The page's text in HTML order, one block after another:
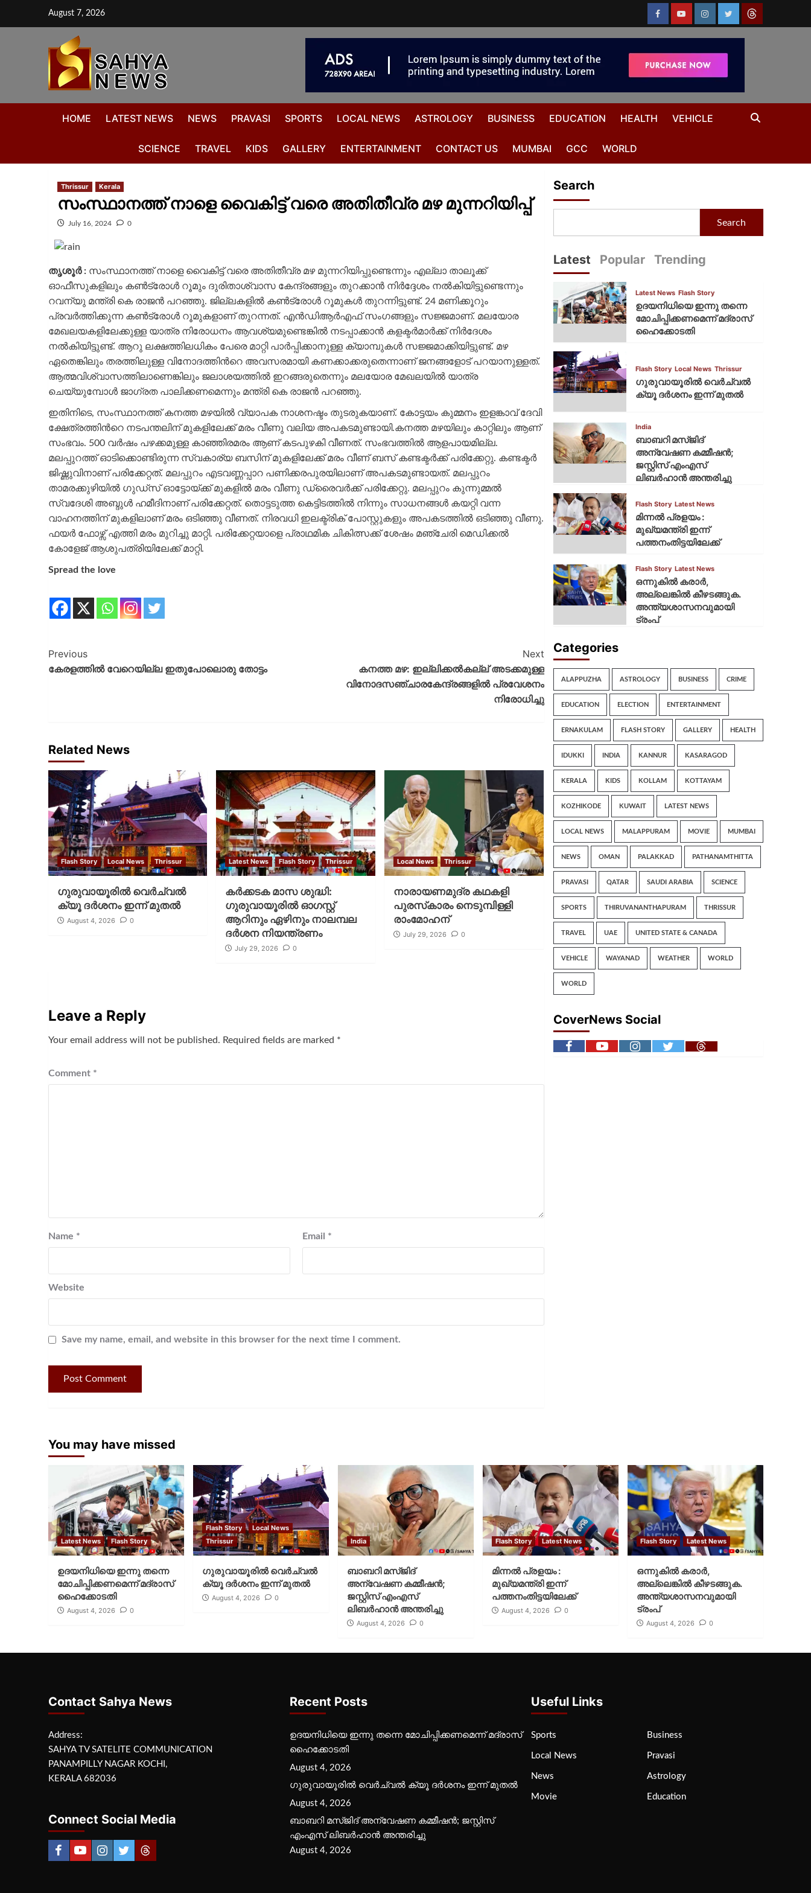
August 7, 2026
HOME LATEST NEWS NEWS PRAVASI SPORTS LOCAL NEWS ASTROLOGY BUSINESS EDUCATION HEALTH VEHICLE
SCIENCE TRAVEL KIDS GALLERY ENTERTAINMENT CONTACT US MUMBAI GCC WORLD
Thrissur Kerala
സംസ്ഥാനത്ത് നാളെ വൈകിട്ട് വരെ അതിതീവ്ര മഴ മുന്നറിയിപ്പ്
July 16, 2024 0
തൃശൂര്‍ :സംസ്ഥാനത്ത് നാളെ വൈകിട്ട് വരെ അതിതീവ്ര മഴ മുന്നറിയിപ്പുണ്ടെന്നും എല്ലാ താലൂക്ക്
ഓഫീസുകളിലും കൺട്രോൾ റൂമും ദുരിതാശ്വാസ കേന്ദ്രങ്ങളും തുറക്കാൻ നിർദ്ദേശം നൽകിയിട്ടുണ്ടെന്നും
റവന്യു മന്ത്രി കെ രാജൻ പറഞ്ഞു. ജില്ലകളില്‍ കണ്‍ട്രോള്‍ റൂമുകള്‍ തുറന്നിട്ടുണ്ട്. 24 മണിക്കൂറും
പ്രവര്‍ത്തിക്കുന്ന കണ്‍ട്രോള്‍ റൂമുകളാണ് തുറന്നത്. എന്‍ഡിആര്‍എഫ് സംഗങ്ങളും സജ്ജമാണ്. മലയോര
മേഖലയകളിലേക്കുള്ള യാത്ര നിരോധനം ആവശ്യമുണ്ടെങ്കില്‍ നടപ്പാക്കാൻ കളക്ടര്‍മാര്‍ക്ക് നിര്‍ദേശം
നല്‍കിയിട്ടുണ്ട്. ആറു ലക്ഷത്തിലധികം പേരെ മാറ്റി പാര്‍പ്പിക്കാനുള്ള ക്യാമ്പുകള്‍ സജ്ജമാക്കിയിട്ടുണ്ട്. മഴ
ഏതെങ്കിലും തരത്തിലുള്ള വിനോദത്തിന്‍റെ അവസരമായി കണക്കാക്കരുതെന്നാണ് ജനങ്ങളോട് പറയാനുള്ളത്.
ആത്മവിശ്വാസത്തിലാണെങ്കിലും ജലാശയത്തില്‍ ഇറങ്ങരുതെന്നും മലയോര മേഖലയില്‍ യാത്ര
ചെയ്യുമ്പോള്‍ ജാഗ്രത പാലിക്കണമെന്നും മന്ത്രി കെ രാജൻ പറഞ്ഞു.
ഇതിനിടെ, സംസ്ഥാനത്ത് കനത്ത മഴയിൽ വ്യാപക നാശനഷ്ടം തുടരുകയാണ്. കോട്ടയം കുമ്മനം ഇളങ്കാവ് ദേവി
ക്ഷേത്രത്തിന്‍റെ നടപന്തലിന് മുകളിലേക്ക് മരം വീണു വലിയ അപകടമുണ്ടായി.കനത്ത മഴയിലും കാറ്റിലും ആണ്
സംഭവം. 500 വർഷം പഴക്കമുള്ള കാഞ്ഞിരമരം ആണ് കടപുഴകി വീണത്. സംഭവത്തില്‍ ആളപായമില്ല.
മലപ്പുറത്ത് ഓടിക്കൊണ്ടിരുന്ന സ്വകാര്യ ബസിന് മുകളിലേക്ക് മരം വീണ് ബസ് കണ്ടക്ടര്‍ക്ക് പരിക്കേറ്റു. കണ്ടക്ടര്‍
ജിഷ്ണുവിനാണ് പരിക്കേറ്റത്. മലപ്പുറം എടവണ്ണപ്പാറ പണിക്കരപുരയിലാണ് അപകടമുണ്ടായത്. മലപ്പുറം
താമരക്കുഴിയിൽ ഗുഡ്സ് ഓട്ടോയ്ക്ക് മുകളിൽ മരം വീണു ഡ്രൈവർക്ക് പരിക്കേറ്റു. മലപ്പുറം കുന്നുമ്മൽ
സ്വദേശി അബ്ദുൾ ഹമീദിനാണ് പരിക്കേറ്റത്. തൊട്ടടുത്ത കെട്ടിടത്തിൽ നിന്നും സാധനങ്ങൾ കയറ്റി വന്ന
വാഹനത്തിന് മുകളിലാണ് മരം ഒടിഞ്ഞു വീണത്. നിരവധി ഇലക്ട്രിക് പോസ്റ്റുകളും അപകടത്തിൽ ഒടിഞ്ഞു വീണു.
ഫയർ ഫോഴ്സ് എത്തി മരം മുറിച്ചു മാറ്റി. പരിക്കേറ്റയാളെ പ്രാഥമിക ചികിത്സക്ക് ശേഷം മഞ്ചേരി മെഡിക്കൽ
കോളേജ് ആശുപത്രിയിലേക്ക് മാറ്റി.
Spread the love
Previous
കേരളത്തിൽ വേറെയില്ല ഇതുപോലൊരു തോട്ടം
Next
കനത്ത മഴ: ഇല്ലിക്കൽകല്ല് അടക്കമുള്ള
വിനോദസഞ്ചാരകേന്ദ്രങ്ങളിൽ പ്രവേശനം
നിരോധിച്ചു
Related News
Flash Story Local News Thrissur
ഗുരുവായൂരില്‍ വെര്‍ച്വല്‍
ക്യൂ ദര്‍ശനം ഇന്ന് മുതല്‍
August 4, 2026 0
Latest News Flash Story Thrissur
കര്‍ക്കടക മാസ ശുദ്ധി:
ഗുരുവായൂരില്‍ ഓഗസ്റ്റ്
ആറിനും ഏഴിനും നാലമ്പല
ദര്‍ശന നിയന്ത്രണം
July 29, 2026 0
Local News Thrissur
നാരായണമുദ്ര കഥകളി
പുരസ്‌കാരം നെടുമ്പിള്ളി
രാംമോഹന്
July 29, 2026 0
Leave a Reply
Your email address will not be published. Required fields are marked *
Comment *
Name * Email *
Website
Save my name, email, and website in this browser for the next time I comment.
Search
Search
Latest Popular Trending
Latest News Flash Story
ഉദയനിധിയെ ഇന്നു തന്നെ
മോചിപ്പിക്കണമെന്ന് മദ്രാസ്
ഹൈക്കോടതി
Flash Story Local News Thrissur
ഗുരുവായൂരില്‍ വെര്‍ച്വല്‍
ക്യൂ ദര്‍ശനം ഇന്ന് മുതല്‍
India
ബാബറി മസ്ജിദ്
അന്വേഷണ കമ്മീഷന്‍;
ജസ്റ്റിസ് എംഎസ്
ലിബര്‍ഹാന്‍ അന്തരിച്ചു
Flash Story Latest News
മിന്നല്‍ പ്രളയം :
മുഖ്യമന്ത്രി ഇന്ന്
പത്തനംതിട്ടയിലേക്ക്
Flash Story Latest News
ഒന്നുകില്‍ കരാര്‍,
അല്ലെങ്കില്‍ കീഴടങ്ങുക.
അന്ത്യശാസനവുമായി
ട്രംപ്
Categories
ALAPPUZHA ASTROLOGY BUSINESS CRIME
EDUCATION ELECTION ENTERTAINMENT
ERNAKULAM FLASH STORY GALLERY HEALTH
IDUKKI INDIA KANNUR KASARAGOD
KERALA KIDS KOLLAM KOTTAYAM
KOZHIKODE KUWAIT LATEST NEWS
LOCAL NEWS MALAPPURAM MOVIE MUMBAI
NEWS OMAN PALAKKAD PATHANAMTHITTA
PRAVASI QATAR SAUDI ARABIA SCIENCE
SPORTS THIRUVANANTHAPURAM THRISSUR
TRAVEL UAE UNITED STATE & CANADA
VEHICLE WAYANAD WEATHER WORLD
WORLD
CoverNews Social
You may have missed
Latest News Flash Story
ഉദയനിധിയെ ഇന്നു തന്നെ
മോചിപ്പിക്കണമെന്ന് മദ്രാസ്
ഹൈക്കോടതി
August 4, 2026 0
Flash Story
Local News
Thrissur
ഗുരുവായൂരില്‍ വെര്‍ച്വല്‍
ക്യൂ ദര്‍ശനം ഇന്ന് മുതല്‍
August 4, 2026 0
India
ബാബറി മസ്ജിദ്
അന്വേഷണ കമ്മീഷന്‍;
ജസ്റ്റിസ് എംഎസ്
ലിബര്‍ഹാന്‍ അന്തരിച്ചു
August 4, 2026 0
Flash Story Latest News
മിന്നല്‍ പ്രളയം :
മുഖ്യമന്ത്രി ഇന്ന്
പത്തനംതിട്ടയിലേക്ക്
August 4, 2026 0
Flash Story Latest News
ഒന്നുകില്‍ കരാര്‍,
അല്ലെങ്കില്‍ കീഴടങ്ങുക.
അന്ത്യശാസനവുമായി
ട്രംപ്
August 4, 2026 0
Contact Sahya News
Address:
SAHYA TV SATELITE COMMUNICATION
PANAMPILLY NAGAR KOCHI,
KERALA 682036
Connect Social Media
Recent Posts
ഉദയനിധിയെ ഇന്നു തന്നെ മോചിപ്പിക്കണമെന്ന് മദ്രാസ്
ഹൈക്കോടതി
August 4, 2026
ഗുരുവായൂരില്‍ വെര്‍ച്വല്‍ ക്യൂ ദര്‍ശനം ഇന്ന് മുതല്‍
August 4, 2026
ബാബറി മസ്ജിദ് അന്വേഷണ കമ്മീഷന്‍; ജസ്റ്റിസ്
എംഎസ് ലിബര്‍ഹാന്‍ അന്തരിച്ചു
August 4, 2026
Useful Links
Sports Business
Local News Pravasi
News Astrology
Movie Education